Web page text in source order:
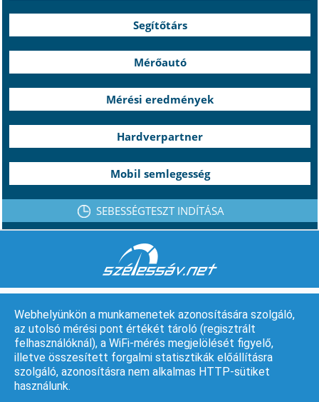
Segítőtárs
Mérőautó
Mérési eredmények
Hardverpartner
Mobil semlegesség
SEBESSÉGTESZT INDÍTÁSA
A weboldalt a Nemzeti Média- és Hírközlési Hatóság üzemelteti.
© Minden jog fenntartva.
Webhelyünkön a munkamenetek azonosítására szolgáló,
az utolsó mérési pont értékét tároló (regisztrált
felhasználóknál), a WiFi-mérés megjelölését figyelő,
illetve összesített forgalmi statisztikák előállításra
szolgáló, azonosításra nem alkalmas HTTP-sütiket
használunk.